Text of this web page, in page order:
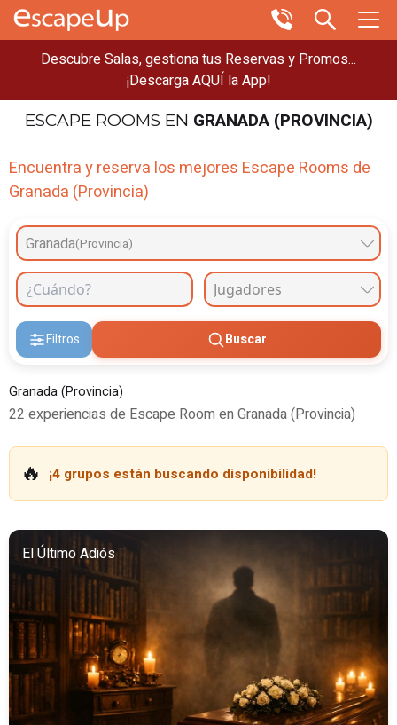
Descubre Salas, gestiona tus Reservas y Promos...
¡Descarga AQUÍ la App!
ESCAPE ROOMS EN GRANADA (PROVINCIA)
Encuentra y reserva los mejores Escape Rooms de
Granada (Provincia)
Granada(Provincia)
Filtros Buscar
Granada (Provincia)
22 experiencias de Escape Room en Granada (Provincia)
🔥 ¡4 grupos están buscando disponibilidad!
El Último Adiós